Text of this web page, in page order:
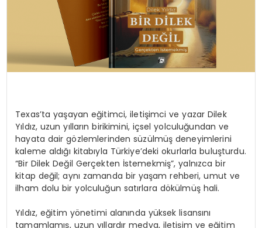
Texas’ta yaşayan eğitimci, iletişimci ve yazar Dilek
Yıldız, uzun yılların birikimini, içsel yolculuğundan ve
hayata dair gözlemlerinden süzülmüş deneyimlerini
kaleme aldığı kitabıyla Türkiye’deki okurlarla buluşturdu.
“Bir Dilek Değil Gerçekten İstemekmiş”, yalnızca bir
kitap değil; aynı zamanda bir yaşam rehberi, umut ve
ilham dolu bir yolculuğun satırlara dökülmüş hali.
Yıldız, eğitim yönetimi alanında yüksek lisansını
tamamlamış, uzun yıllardır medya, iletişim ve eğitim